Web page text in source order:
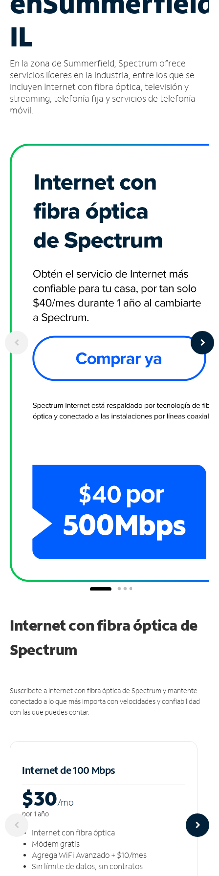
cuenta
tienda
IL
En la zona de Summerfield, Spectrum ofrece
servicios líderes en la industria, entre los que se
incluyen Internet con fibra óptica, televisión y
streaming, telefonía fija y servicios de telefonía
móvil.
Internet con fibra óptica de
Spectrum
Suscríbete a Internet con fibra óptica de Spectrum y mantente
conectado a lo que más importa con velocidades y confiabilidad
con las que puedes contar.
Internet de 100 Mbps
$30/mo
por 1 año
Internet con fibra óptica
Módem gratis
Agrega WiFi Avanzado + $10/mes
Sin límite de datos, sin contratos